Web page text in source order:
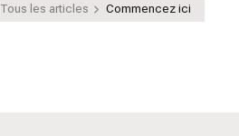
Tous les articles Commencez ici